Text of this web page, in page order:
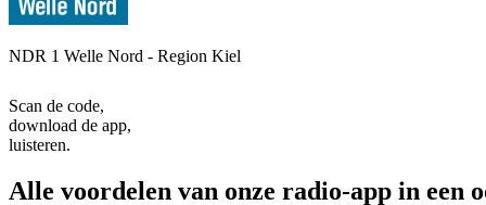
NDR 1 Welle Nord - Region Kiel
Scan de code,
download de app,
luisteren.
Alle voordelen van onze radio-app in een